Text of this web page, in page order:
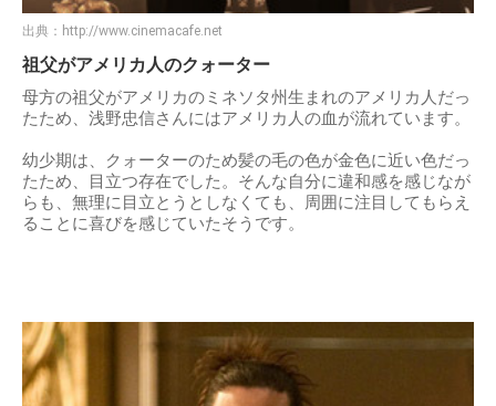
出典： http://www.cinemacafe.net
祖父がアメリカ人のクォーター
母方の祖父がアメリカのミネソタ州生まれのアメリカ人だっ
たため、浅野忠信さんにはアメリカ人の血が流れています。
幼少期は、クォーターのため髪の毛の色が金色に近い色だっ
たため、目立つ存在でした。そんな自分に違和感を感じなが
らも、無理に目立とうとしなくても、周囲に注目してもらえ
ることに喜びを感じていたそうです。